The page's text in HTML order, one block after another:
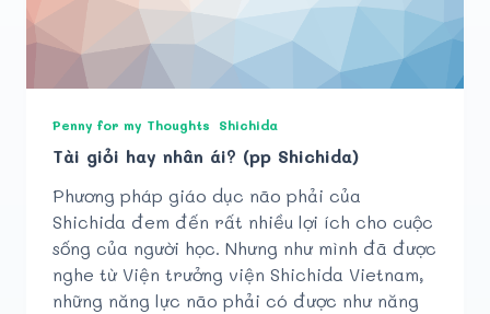
Penny for my Thoughts Shichida
Tài giỏi hay nhân ái? (pp Shichida)
Phương pháp giáo dục não phải của
Shichida đem đến rất nhiều lợi ích cho cuộc
sống của người học. Nhưng như mình đã được
nghe từ Viện trưởng viện Shichida Vietnam,
những năng lực não phải có được như năng